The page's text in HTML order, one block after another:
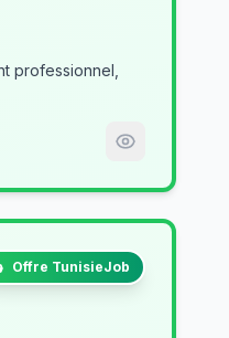
professionnel,
Offre TunisieJob